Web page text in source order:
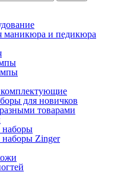
маникюра и педикюра
для новичков
товарами
Zinger